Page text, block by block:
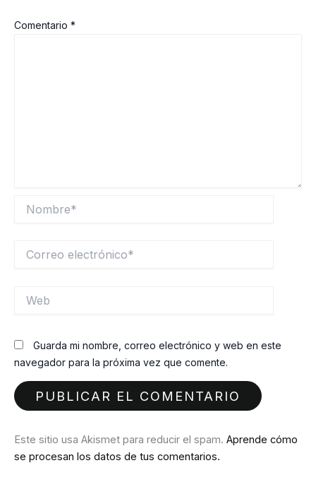
Comentario *
electrónico*
Guarda mi nombre, correo electrónico y web en este
navegador para la próxima vez que comente.
Este sitio usa Akismet para reducir el spam. Aprende cómo
se procesan los datos de tus comentarios.